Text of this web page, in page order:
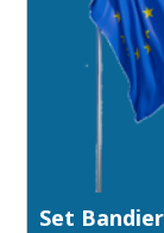
Set